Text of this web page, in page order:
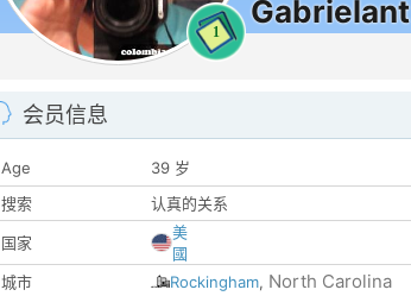
1
Gabrielant
会员信息
Age
39 岁
搜索
认真的关系
国家
美
國
城市
Rockingham, North Carolina